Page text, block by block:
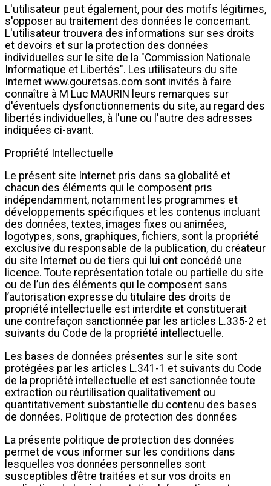
L'utilisateur peut également, pour des motifs légitimes,
s'opposer au traitement des données le concernant.
L'utilisateur trouvera des informations sur ses droits
et devoirs et sur la protection des données
individuelles sur le site de la "Commission Nationale
Informatique et Libertés". Les utilisateurs du site
Internet www.gouretsas.com sont invités à faire
connaître à M Luc MAURIN leurs remarques sur
d'éventuels dysfonctionnements du site, au regard des
libertés individuelles, à l'une ou l'autre des adresses
indiquées ci-avant.
Propriété Intellectuelle
Le présent site Internet pris dans sa globalité et
chacun des éléments qui le composent pris
indépendamment, notamment les programmes et
développements spécifiques et les contenus incluant
des données, textes, images fixes ou animées,
logotypes, sons, graphiques, fichiers, sont la propriété
exclusive du responsable de la publication, du créateur
du site Internet ou de tiers qui lui ont concédé une
licence. Toute représentation totale ou partielle du site
ou de l’un des éléments qui le composent sans
l’autorisation expresse du titulaire des droits de
propriété intellectuelle est interdite et constituerait
une contrefaçon sanctionnée par les articles L.335-2 et
suivants du Code de la propriété intellectuelle.
Les bases de données présentes sur le site sont
protégées par les articles L.341-1 et suivants du Code
de la propriété intellectuelle et est sanctionnée toute
extraction ou réutilisation qualitativement ou
quantitativement substantielle du contenu des bases
de données. Politique de protection des données
La présente politique de protection des données
permet de vous informer sur les conditions dans
lesquelles vos données personnelles sont
susceptibles d’être traitées et sur vos droits en